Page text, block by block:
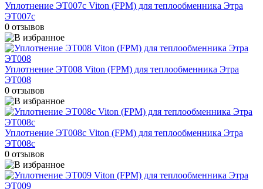
Уплотнение ЭТ007с Viton (FPM) для теплообменника Этра
ЭТ007с
0 отзывов
Уплотнение ЭТ008 Viton (FPM) для теплообменника Этра
ЭТ008
0 отзывов
Уплотнение ЭТ008с Viton (FPM) для теплообменника Этра
ЭТ008с
0 отзывов